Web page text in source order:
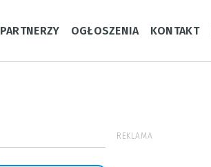
PARTNERZY OGŁOSZENIA KONTAKT
REKLAMA